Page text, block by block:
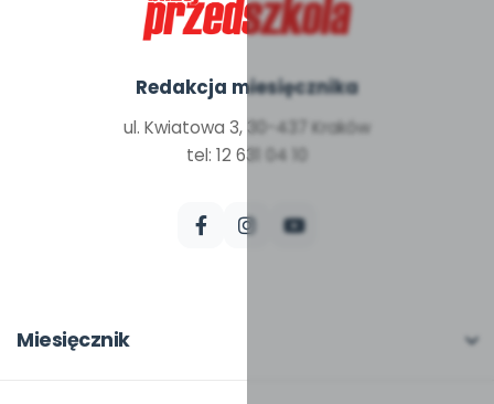
Redakcja miesięcznika
ul. Kwiatowa 3, 30-437 Kraków
tel: 12 631 04 10
Miesięcznik